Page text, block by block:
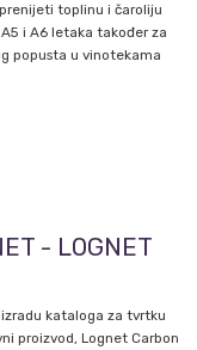
toplinu i čaroliju
i A6 letaka također za
popusta u vinotekama
- LOGNET
kataloga za tvrtku
proizvod, Lognet Carbon